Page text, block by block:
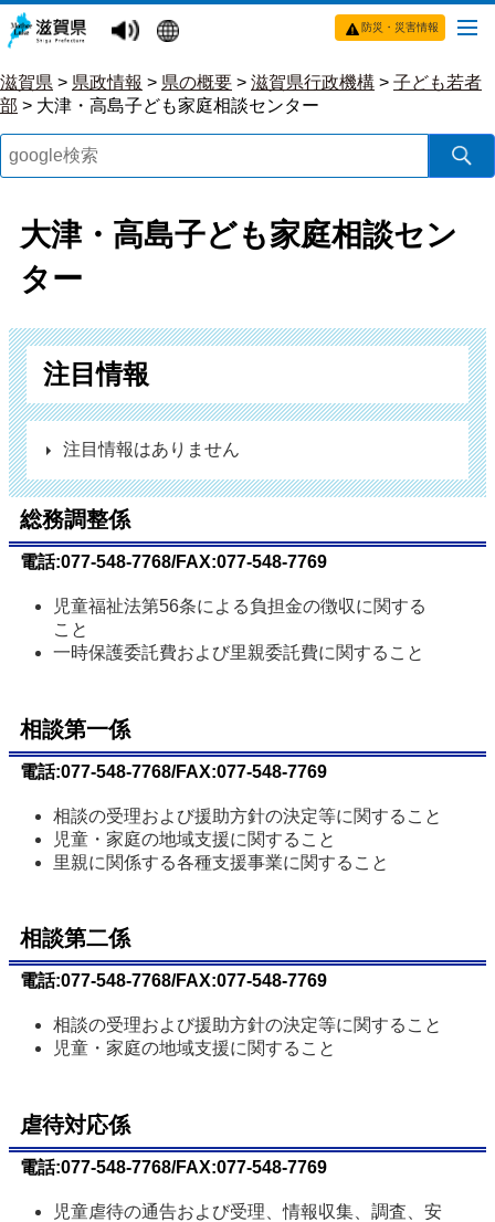
防災・災害情報
滋賀県 > 県政情報 > 県の概要 > 滋賀県行政機構 > 子ども若者
部 > 大津・高島子ども家庭相談センター
大津・高島子ども家庭相談セン
ター
注目情報
注目情報はありません
総務調整係
電話:077-548-7768/FAX:077-548-7769
児童福祉法第56条による負担金の徴収に関する
こと
一時保護委託費および里親委託費に関すること
相談第一係
電話:077-548-7768/FAX:077-548-7769
相談の受理および援助方針の決定等に関すること
児童・家庭の地域支援に関すること
里親に関係する各種支援事業に関すること
相談第二係
電話:077-548-7768/FAX:077-548-7769
相談の受理および援助方針の決定等に関すること
児童・家庭の地域支援に関すること
虐待対応係
電話:077-548-7768/FAX:077-548-7769
児童虐待の通告および受理、情報収集、調査、安